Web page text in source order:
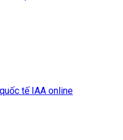
tế IAA online